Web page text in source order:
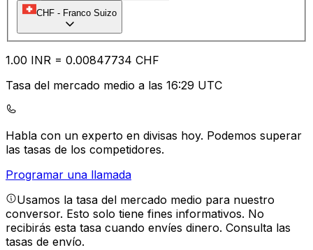
CHF - Franco Suizo
1.00 INR = 0.00847734 CHF
Tasa del mercado medio a las 16:29 UTC
Habla con un experto en divisas hoy. Podemos superar
las tasas de los competidores.
Programar una llamada
Usamos la tasa del mercado medio para nuestro
conversor. Esto solo tiene fines informativos. No
recibirás esta tasa cuando envíes dinero. Consulta las
tasas de envío.